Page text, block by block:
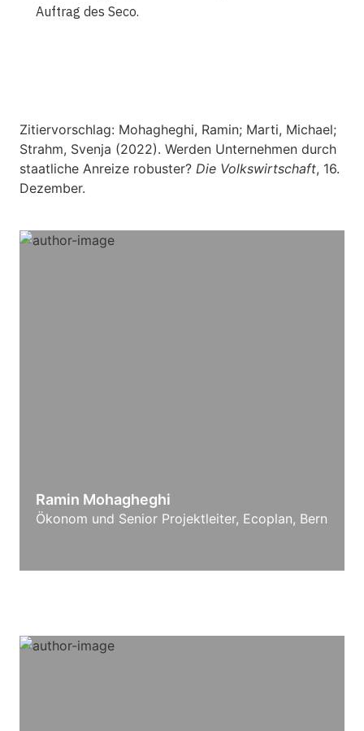
Auftrag des Seco.
Zitiervorschlag: Mohagheghi, Ramin; Marti, Michael;
Strahm, Svenja (2022). Werden Unternehmen durch
staatliche Anreize robuster? Die Volkswirtschaft, 16.
Dezember.
Ramin Mohagheghi
Ökonom und Senior Projektleiter, Ecoplan, Bern